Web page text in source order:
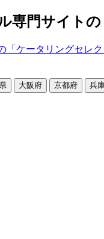
専門サイト
大阪府 京都府 兵